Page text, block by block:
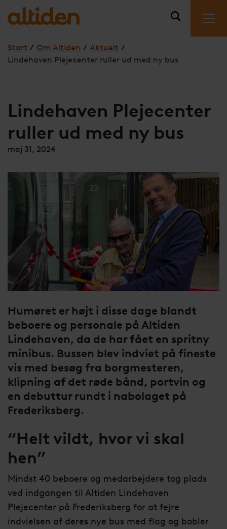
Start / Om Altiden / Aktuelt /
Lindehaven Plejecenter ruller ud med ny bus
Lindehaven Plejecenter
ruller ud med ny bus
maj 31, 2024
Humøret er højt i disse dage blandt
beboere og personale på Altiden
Lindehaven, da de har fået en spritny
minibus. Bussen blev indviet på fineste
vis med besøg fra borgmesteren,
klipning af det røde bånd, portvin og
en debuttur rundt i nabolaget på
Frederiksberg.
“Helt vildt, hvor vi skal
hen”
Mindst 40 beboere og medarbejdere tog plads
ved indgangen til Altiden Lindehaven
Plejecenter på Frederiksberg for at fejre
indvielsen af deres nye bus med flag og bobler